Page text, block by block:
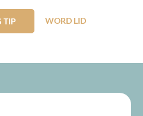
TIP WORD LID